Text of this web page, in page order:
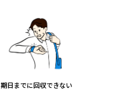
期日までに回収できない